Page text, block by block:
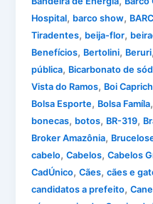
Hospital, barco show,
Tiradentes, beija-flor,
Benefícios, Bertolini, Beruri,
pública, Bicarbonato de
Vista do Ramos, Boi
Bolsa Esporte, Bolsa Famíla,
bonecas, botos, BR-319,
Broker Amazônia,
cabelo,Cabelos,Cabelos
CadÚnico,Cães,cães e
candidatos a prefeito,